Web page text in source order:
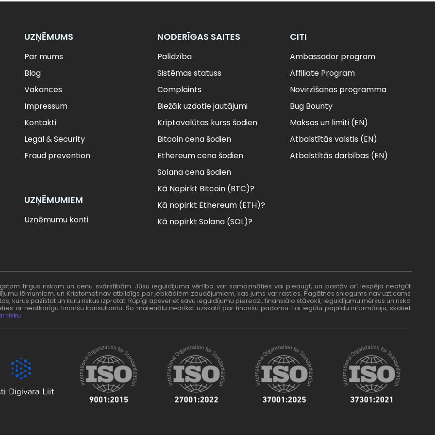
UZŅĒMUMS
Par mums
Blog
Vakances
Impressum
Kontakti
Legal & Security
Fraud prevention
UZŅĒMUMIEM
Uzņēmumu konti
NODERĪGAS SAITES
Palīdzība
Sistēmas statuss
Complaints
Biežāk uzdotie jautājumi
Kriptovalūtas kurss šodien
Bitcoin cena šodien
Ethereum cena šodien
Solana cena šodien
Kā Nopirkt Bitcoin (BTC)?
Kā nopirkt Ethereum (ETH)?
Kā nopirkt Solana (SOL)?
CITI
Ambassador program
Affiliate Program
Novirzīšanas programma
Bug Bounty
Maksas un limiti (EN)
Atbalstītās valstis (EN)
Atbalstītās darbības (EN)
tirgus riskam un cenu svārstībām. Jūsu ieguldījuma vērtība var samazināties vai pieaugt, un pastāv arī iespēja neatgūt
lēmumiem, un Kriptomat nav atbildīgs par jebkādiem zaudējumiem, kas jums var rasties. Pagātnes sniegums nav uzticams
kurus pazīstat un kuru riskus izprotat. Rūpīgi apsveriet savu ieguldījumu pieredzi, finansiālo stāvokli, ieguldījumu mērķus un riska
ar neatkarīgu finanšu konsultantu. Šo materiālu nedrīkst uzskatīt par finanšu padomu. Lai iegūtu papildu informāciju, skatiet
risku .